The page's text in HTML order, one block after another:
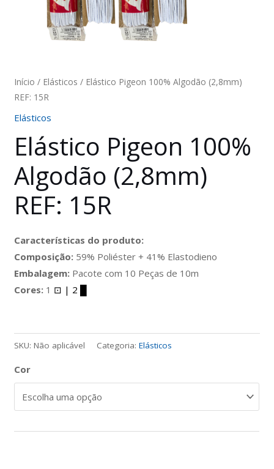
Início / Elásticos / Elástico Pigeon 100% Algodão (2,8mm)
REF: 15R
Elásticos
Elástico Pigeon 100%
Algodão (2,8mm)
REF: 15R
Características do produto:
Composição: 59% Poliéster + 41% Elastodieno
Embalagem: Pacote com 10 Peças de 10m
Cores: 1 ⊡ | 2
SKU:Não aplicável Categoria:Elásticos
Cor